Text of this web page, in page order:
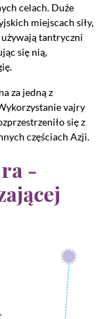
celach. Duże
miejscach siły,
tantryczni
się nią,
za jedną z
vajry
się z
częściach Azji.
-